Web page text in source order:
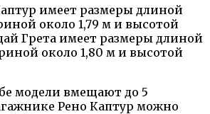
имеет размеры длиной
около 1,79 м и высотой
Грета имеет размеры длиной
около 1,80 м и высотой
модели вмещают до 5
Рено Каптур можно